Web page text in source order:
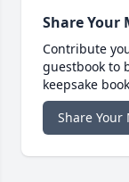
Share Your
Contribute
guestbook to
keepsake
Share Your